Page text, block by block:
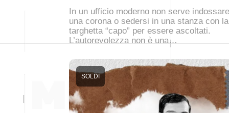
In un ufficio moderno non serve indossare
una corona o sedersi in una stanza con la
targhetta “capo” per essere ascoltati.
L’autorevolezza non è una…
SOLDI